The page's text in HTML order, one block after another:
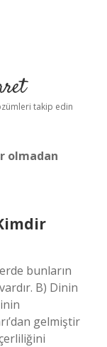
takip edin
olmadan
bunların
B) Dinin
gelmiştir